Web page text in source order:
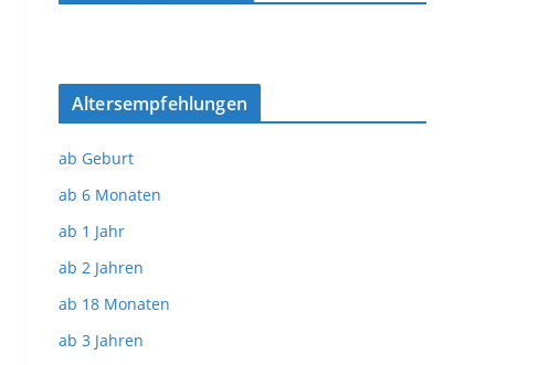
Altersempfehlungen
ab Geburt
ab 6 Monaten
ab 1 Jahr
ab 2 Jahren
ab 18 Monaten
ab 3 Jahren